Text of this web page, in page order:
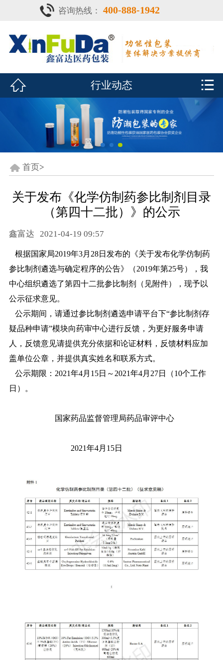
 首页
产品中心
鑫富达资质
行业动态
联系我们
CDE查询
咨询热线： 400-888-1942
 行业动态 
首页>
关于发布《化学仿制药参比制剂目录
（第四十二批）》的公示
鑫富达 2021-04-19 09:57
根据国家局2019年3月28日发布的《关于发布化学仿制药
参比制剂遴选与确定程序的公告》（2019年第25号），我
中心组织遴选了第四十二批参比制剂（见附件），现予以
公示征求意见。
公示期间，请通过参比制剂遴选申请平台下“参比制剂存
疑品种申请”模块向药审中心进行反馈，为更好服务申请
人，反馈意见请提供充分依据和论证材料，反馈材料应加
盖单位公章，并提供真实姓名和联系方式。
公示期限：2021年4月15日～2021年4月27日（10个工作
日）。
国家药品监督管理局药品审评中心
2021年4月15日